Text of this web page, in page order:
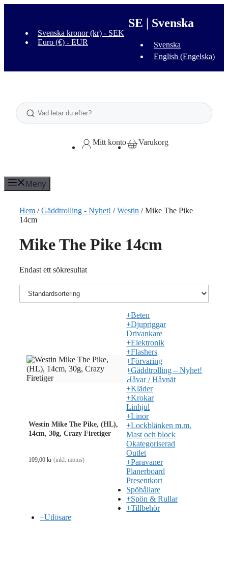
Svenska kronor (kr) - SEK
Euro (€) - EUR
SE | Svenska
Svenska
English (Engelska)
Sök
Mitt konto Varukorg
Meny
Hem /Gäddtrolling - Nyhet! /Westin / Mike The Pike
14cm
Mike The Pike 14cm
Endast ett sökresultat
Westin Mike The Pike, (HL),
14cm, 30g, Crazy Firetiger
109,00 kr (inkl. moms)
+Beten
+Djupriggar
Drivankare
+Elektronik
+Flashers
+Förvaring
+Gäddtrolling – Nyhet!
Håvar / Håvnät
+Kläder
+Krokar
Linhjul
+Linor
+Lockblänken m.m.
Mast och block
Okategoriserad
Outlet
+Paravaner
Planerboard
Presentkort
Spöhållare
+Spön & Rullar
+Tillbehör
+Utlösare